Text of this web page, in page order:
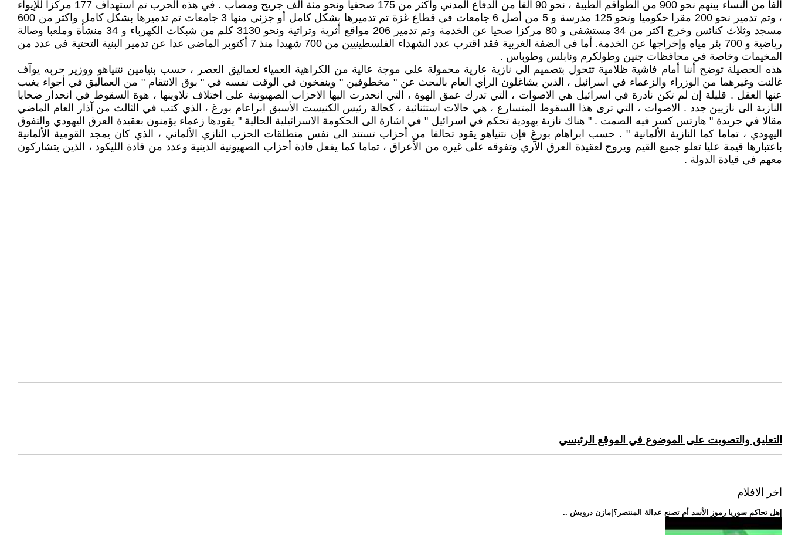
الفا من النساء بينهم نحو 900 من الطواقم الطبية ، نحو 90 الفا من الدفاع المدني واكثر من 175 صحفيا ونحو مئة الف جريح ومصاب . في هذه الحرب تم استهداف 177 مركزا للإيواء
، وتم تدمير نحو 200 مقرا حكوميا ونحو 125 مدرسة و 5 من أصل 6 جامعات في قطاع غزة تم تدميرها بشكل كامل أو جزئي منها 3 جامعات تم تدميرها بشكل كامل واكثر من 600
مسجد وثلاث كنائس وخرج اكثر من 34 مستشفى و 80 مركزا صحيا عن الخدمة وتم تدمير 206 مواقع أثرية وتراثية ونحو 3130 كلم من شبكات الكهرباء و 34 منشأة وملعبا وصالة
رياضية و 700 بئر مياه وإخراجها عن الخدمة. أما في الضفة الغربية فقد اقترب عدد الشهداء الفلسطينيين من 700 شهيدا منذ 7 أكتوبر الماضي عدا عن تدمير البنية التحتية في عدد من
المخيمات وخاصة في محافظات جنين وطولكرم ونابلس وطوباس .
هذه الحصيلة توضح أننا أمام فاشية ظلامية تتحول بتصميم الى نازية عارية محمولة على موجة عالية من الكراهية العمياء لعماليق العصر ، حسب بنيامين نتنياهو ووزير حربه يوآف
غالنت وغيرهما من الوزراء والزعماء في اسرائيل ، الذين يشاغلون الرأي العام بالبحث عن " مخطوفين " وينفخون في الوقت نفسه في " بوق الانتقام " من العماليق في أجواء يغيب
عنها العقل . قليلة إن لم تكن نادرة في اسرائيل هي الاصوات ، التي تدرك عمق الهوة ، التي انحدرت اليها الاحزاب الصهيونية على اختلاف تلاوينها ، هوة السقوط في انحدار ضحايا
النازية الى نازيين جدد . الاصوات ، التي ترى هذا السقوط المتسارع ، هي حالات استثنائية ، كحالة رئيس الكنيست الأسبق ابراعام بورغ ، الذي كتب في الثالث من آذار العام الماضي
مقالا في جريدة " هارتس كسر فيه الصمت . " هناك نازية يهودية تحكم في اسرائيل " في اشارة الى الحكومة الاسرائيلية الحالية " يقودها زعماء يؤمنون بعقيدة العرق اليهودي والتفوق
اليهودي ، تماما كما النازية الألمانية " . حسب ابراهام بورغ فإن نتنياهو يقود تحالفا من أحزاب تستند الى نفس منطلقات الحزب النازي الألماني ، الذي كان يمجد القومية الألمانية
باعتبارها قيمة عليا تعلو جميع القيم ويروج لعقيدة العرق الآري وتفوقه على غيره من الأعراق ، تماما كما يفعل قادة أحزاب الصهيونية الدينية وعدد من قادة الليكود ، الذين يتشاركون
معهم في قيادة الدولة .
التعليق والتصويت على الموضوع في الموقع الرئيسي
اخر الافلام